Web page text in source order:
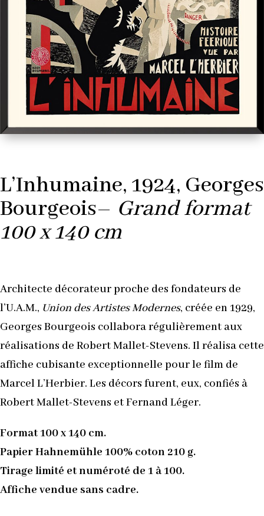
L’Inhumaine, 1924, Georges
Bourgeois– Grand format
100 x 140 cm
Architecte décorateur proche des fondateurs de
l’U.A.M., Union des Artistes Modernes, créée en 1929,
Georges Bourgeois collabora régulièrement aux
réalisations de Robert Mallet-Stevens. Il réalisa cette
affiche cubisante exceptionnelle pour le film de
Marcel L’Herbier. Les décors furent, eux, confiés à
Robert Mallet-Stevens et Fernand Léger.
Format 100 x 140 cm.
Papier Hahnemühle 100% coton 210 g.
Tirage limité et numéroté de 1 à 100.
Affiche vendue sans cadre.